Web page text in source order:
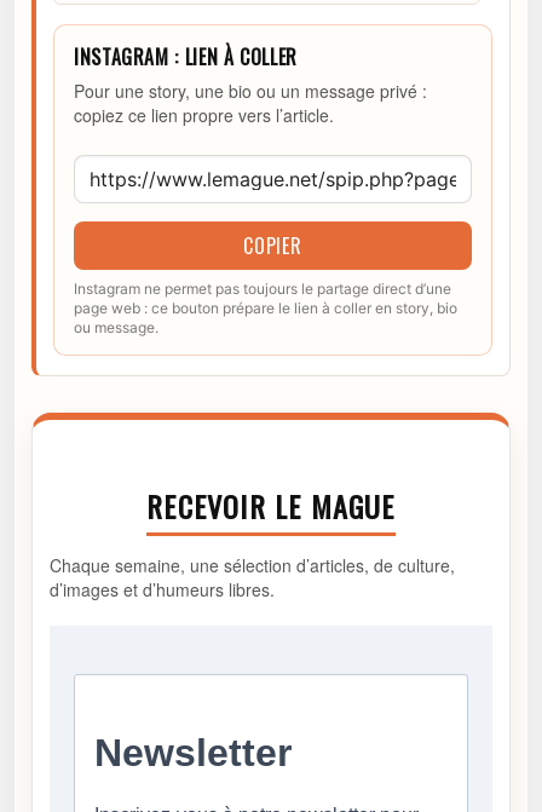
INSTAGRAM : LIEN À COLLER
Pour une story, une bio ou un message privé :
copiez ce lien propre vers l’article.
COPIER
Instagram ne permet pas toujours le partage direct d’une
page web : ce bouton prépare le lien à coller en story, bio
ou message.
RECEVOIR LE MAGUE
Chaque semaine, une sélection d’articles, de culture,
d’images et d’humeurs libres.